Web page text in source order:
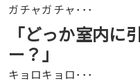
ガチャガチャ･･･
「どっか室内に
ー？」
キョロキョロ･･･